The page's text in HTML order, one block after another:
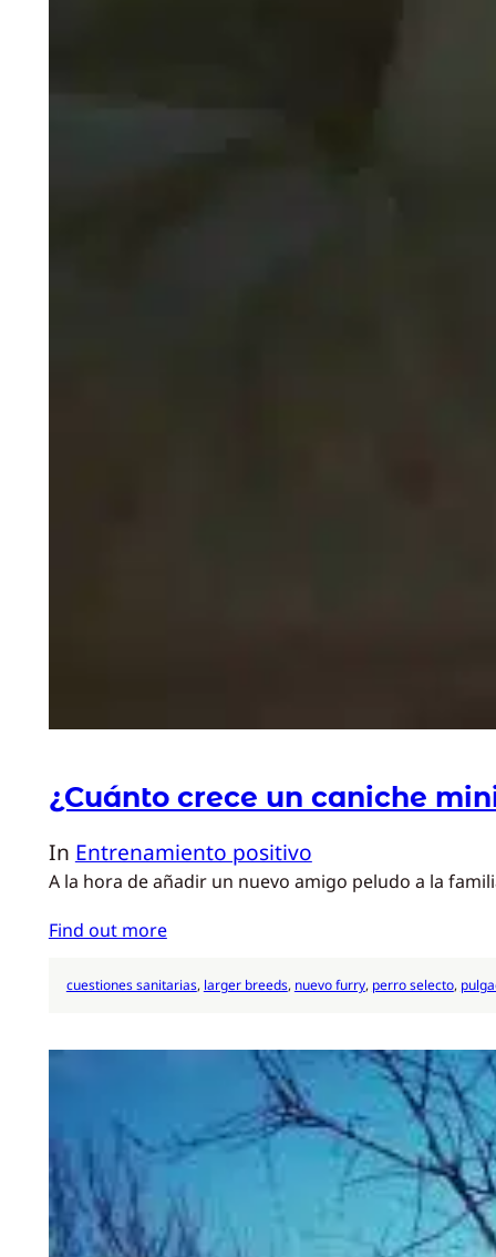
¿Cuánto crece un caniche
In Entrenamiento positivo
A la hora de añadir un nuevo amigo peludo a la
Find out more
cuestiones sanitarias, larger breeds, nuevo furry, perro selecto,